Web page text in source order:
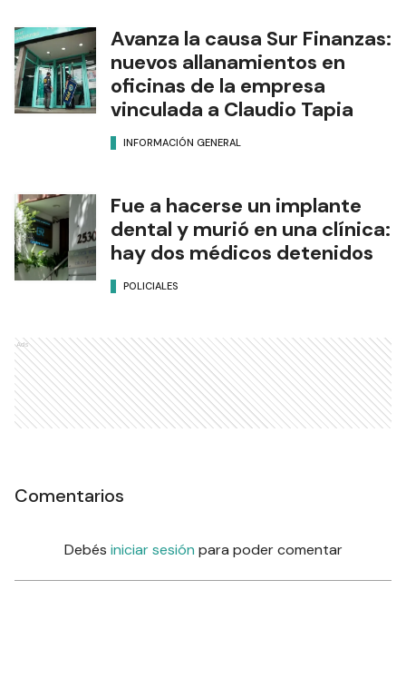
Avanza la causa Sur Finanzas:
nuevos allanamientos en
oficinas de la empresa
vinculada a Claudio Tapia
INFORMACIÓN GENERAL
Fue a hacerse un implante
dental y murió en una clínica:
hay dos médicos detenidos
POLICIALES
Ads
Comentarios
Debés iniciar sesión para poder comentar